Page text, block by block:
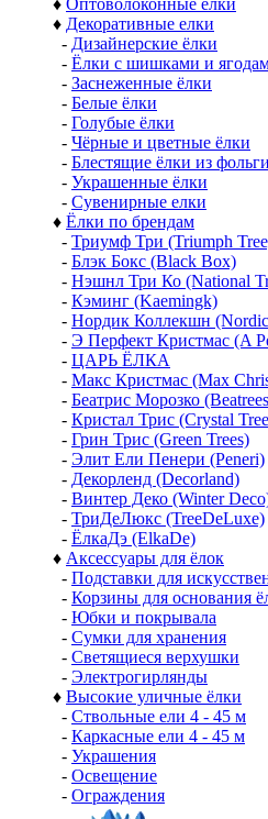
♦ Оптоволоконные елки
♦ Декоративные елки
- Дизайнерские ёлки
- Ёлки с шишками и
- Заснеженные ёлки
- Белые ёлки
- Голубые ёлки
- Чёрные и цветные ёлки
- Блестящие ёлки из фольги
- Украшенные ёлки
- Сувенирные елки
♦ Ёлки по брендам
- Триумф Три (Triumph
- Блэк Бокс (Black Box)
- Нэшнл Три Ко (National
- Кэминг (Kaemingk)
- Нордик Коллекшн
- Э Перфект Кристмас (A
- ЦАРЬ ЁЛКА
- Макс Кристмас (Max
- Беатрис Морозко
- Кристал Трис (Crystal
- Грин Трис (Green Trees)
- Элит Ели Пенери (Peneri)
- Декорленд (Decorland)
- Винтер Деко (Winter
- ТриДеЛюкс (TreeDeLuxe)
- ЁлкаДэ (ElkaDe)
♦ Аксессуары для ёлок
- Подставки для
- Корзины для основания
- Юбки и покрывала
- Сумки для хранения
- Светящиеся верхушки
- Электрогирлянды
♦ Высокие уличные ёлки
- Ствольные ели 4 - 45 м
- Каркасные ели 4 - 45 м
- Украшения
- Освещение
- Ограждения